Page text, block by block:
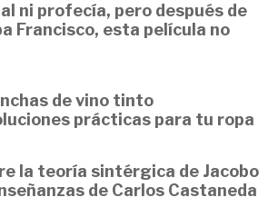
ni profecía, pero después de
Francisco, esta película no
de vino tinto
prácticas para tu ropa
la teoría sintérgica de Jacobo
de Carlos Castaneda